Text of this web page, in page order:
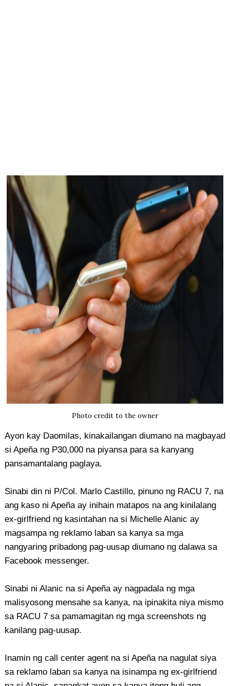
Photo credit to the owner
Ayon kay Daomilas, kinakailangan diumano na magbayad
si Apeña ng P30,000 na piyansa para sa kanyang
pansamantalang paglaya.
Sinabi din ni P/Col. Marlo Castillo, pinuno ng RACU 7, na
ang kaso ni Apeña ay inihain matapos na ang kinilalang
ex-girlfriend ng kasintahan na si Michelle Alanic ay
magsampa ng reklamo laban sa kanya sa mga
nangyaring pribadong pag-uusap diumano ng dalawa sa
Facebook messenger.
Sinabi ni Alanic na si Apeña ay nagpadala ng mga
malisyosong mensahe sa kanya, na ipinakita niya mismo
sa RACU 7 sa pamamagitan ng mga screenshots ng
kanilang pag-uusap.
Inamin ng call center agent na si Apeña na nagulat siya
sa reklamo laban sa kanya na isinampa ng ex-girlfriend